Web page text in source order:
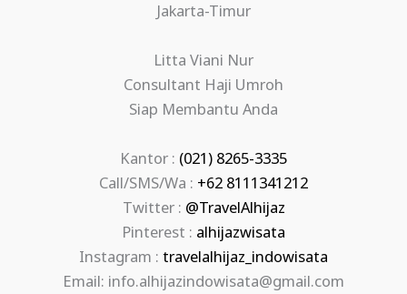
Jakarta-Timur
Litta Viani Nur
Consultant Haji Umroh
Siap Membantu Anda
Kantor : (021) 8265-3335
Call/SMS/Wa : +62 8111341212
Twitter : @TravelAlhijaz
Pinterest : alhijazwisata
Instagram : travelalhijaz_indowisata
Email: info.alhijazindowisata@gmail.com